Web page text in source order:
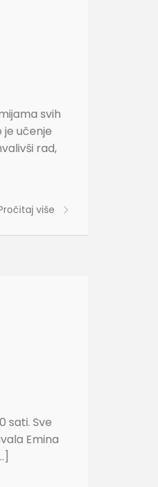
svih
je učenje
rad,
više
sati. Sve
Emina